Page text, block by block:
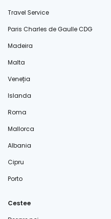
Travel Service
Paris Charles de Gaulle CDG
Madeira
Malta
Veneția
Islanda
Roma
Mallorca
Albania
Cipru
Porto
Cestee